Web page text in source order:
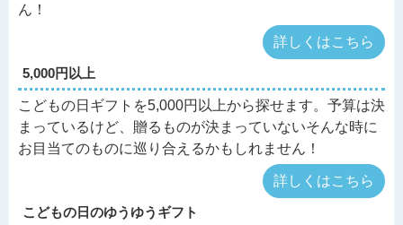
ん！
詳しくはこちら
5,000円以上
こどもの日ギフトを5,000円以上から探せます。予算は決
まっているけど、贈るものが決まっていないそんな時に
お目当てのものに巡り合えるかもしれません！
詳しくはこちら
こどもの日のゆうゆうギフト